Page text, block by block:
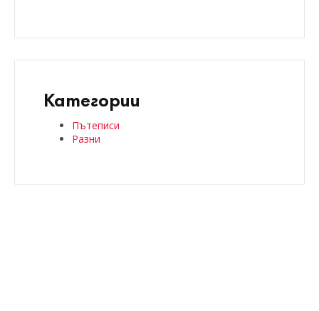
Категории
Пътеписи
Разни